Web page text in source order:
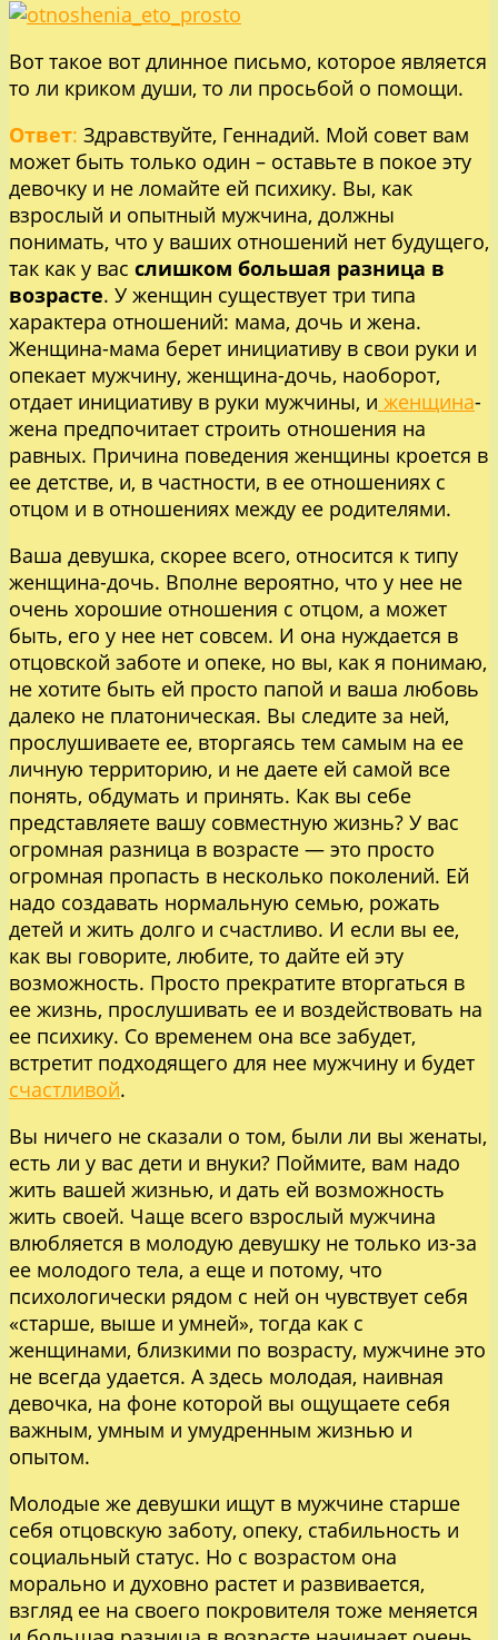
Вот такое вот длинное письмо, которое является
то ли криком души, то ли просьбой о помощи.
Ответ: Здравствуйте, Геннадий. Мой совет вам
может быть только один – оставьте в покое эту
девочку и не ломайте ей психику. Вы, как
взрослый и опытный мужчина, должны
понимать, что у ваших отношений нет будущего,
так как у вас слишком большая разница в
возрасте. У женщин существует три типа
характера отношений: мама, дочь и жена.
Женщина-мама берет инициативу в свои руки и
опекает мужчину, женщина-дочь, наоборот,
отдает инициативу в руки мужчины, и женщина-
жена предпочитает строить отношения на
равных. Причина поведения женщины кроется в
ее детстве, и, в частности, в ее отношениях с
отцом и в отношениях между ее родителями.
Ваша девушка, скорее всего, относится к типу
женщина-дочь. Вполне вероятно, что у нее не
очень хорошие отношения с отцом, а может
быть, его у нее нет совсем. И она нуждается в
отцовской заботе и опеке, но вы, как я понимаю,
не хотите быть ей просто папой и ваша любовь
далеко не платоническая. Вы следите за ней,
прослушиваете ее, вторгаясь тем самым на ее
личную территорию, и не даете ей самой все
понять, обдумать и принять. Как вы себе
представляете вашу совместную жизнь? У вас
огромная разница в возрасте — это просто
огромная пропасть в несколько поколений. Ей
надо создавать нормальную семью, рожать
детей и жить долго и счастливо. И если вы ее,
как вы говорите, любите, то дайте ей эту
возможность. Просто прекратите вторгаться в
ее жизнь, прослушивать ее и воздействовать на
ее психику. Со временем она все забудет,
встретит подходящего для нее мужчину и будет
счастливой.
Вы ничего не сказали о том, были ли вы женаты,
есть ли у вас дети и внуки? Поймите, вам надо
жить вашей жизнью, и дать ей возможность
жить своей. Чаще всего взрослый мужчина
влюбляется в молодую девушку не только из-за
ее молодого тела, а еще и потому, что
психологически рядом с ней он чувствует себя
«старше, выше и умней», тогда как с
женщинами, близкими по возрасту, мужчине это
не всегда удается. А здесь молодая, наивная
девочка, на фоне которой вы ощущаете себя
важным, умным и умудренным жизнью и
опытом.
Молодые же девушки ищут в мужчине старше
себя отцовскую заботу, опеку, стабильность и
социальный статус. Но с возрастом она
морально и духовно растет и развивается,
взгляд ее на своего покровителя тоже меняется